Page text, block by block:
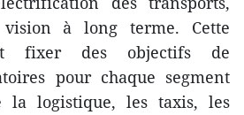
à long terme. Cette
fixer des objectifs de
pour chaque segment
la logistique, les taxis, les